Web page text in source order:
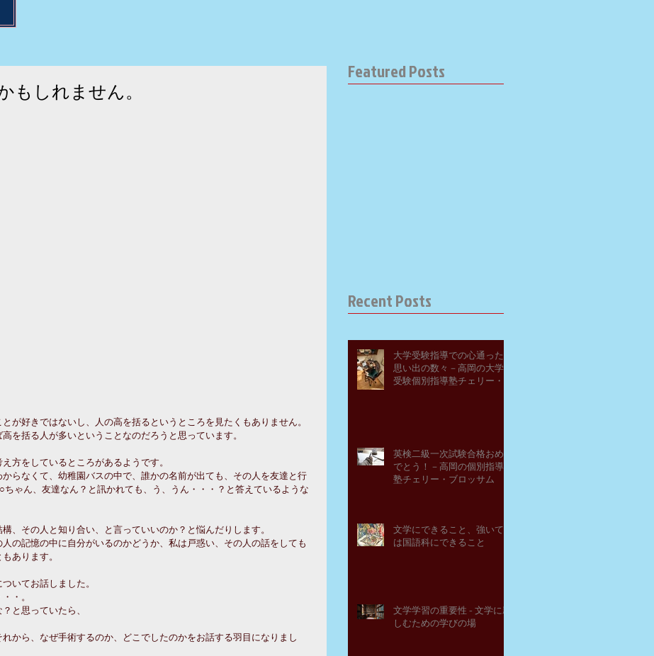
もしれません。
が好きではないし、人の高を括るというところを見たくもありません。
を括る人が多いということなのだろうと思っています。
方をしているところがあるようです。
らなくて、幼稚園バスの中で、誰かの名前が出ても、その人を友達と行
ゃん、友達なん？と訊かれても、う、うん・・・？と答えているような
、その人と知り合い、と言っていいのか？と悩んだりします。
の記憶の中に自分がいるのかどうか、私は戸惑い、その人の話をしても
あります。
いてお話しました。
・。
と思っていたら、
から、なぜ手術するのか、どこでしたのかをお話する羽目になりまし
Featured Posts
Recent Posts
大学受験指導での心通った
思い出の数々－高岡の大学
受験個別指導塾チェリー・
英検二級一次試験合格おめ
でとう！－高岡の個別指導
塾チェリー・ブロッサム
文学にできること、強いて
は国語科にできること
文学学習の重要性 - 文学に親
しむための学びの場